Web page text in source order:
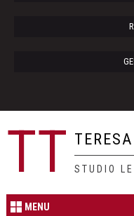
TT STUDIO
MENU